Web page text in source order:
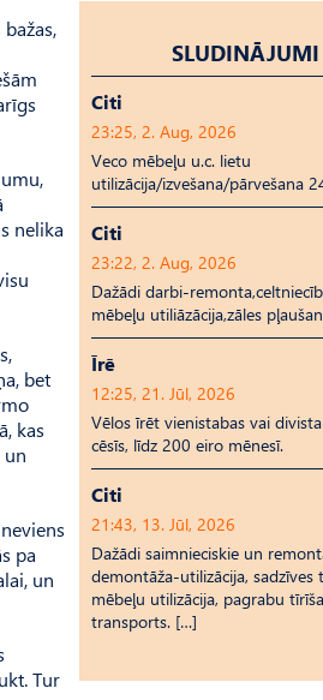
nelika
bet
kas
un
pa
un
Tur
SLUDINĀJUMI
Citi
23:25, 2. Aug, 2026
Veco mēbeļu u.c. lietu
utilizācija/izvešana/pārvešana
Citi
23:22, 2. Aug, 2026
Dažādi darbi-
mēbeļu utiliāzācija,zāles
Īrē
12:25, 21. Jūl, 2026
Vēlos īrēt vienistabas vai
cēsīs, līdz 200 eiro mēnesī.
Citi
21:43, 13. Jūl, 2026
Dažādi saimnieciskie un
demontāža-utilizācija, sadzīves
mēbeļu utilizācija, pagrabu
transports. […]